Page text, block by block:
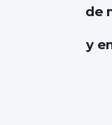
de
y en